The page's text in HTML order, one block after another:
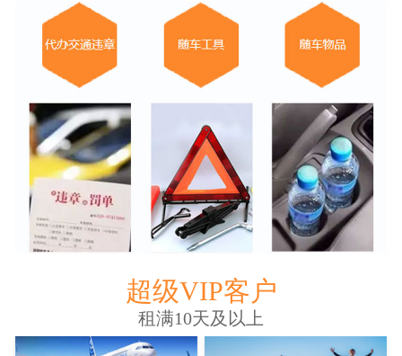
超级VIP客户
租满10天及以上